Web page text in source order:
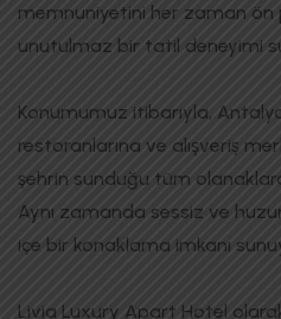
memnuniyetini her zaman
unutulmaz bir tatil deneyimi
Konumumuz itibarıyla,
restoranlarına ve alışveriş
şehrin sunduğu tüm
Aynı zamanda sessiz ve
içe bir konaklama imkanı
Livia Luxury Apart Hotel